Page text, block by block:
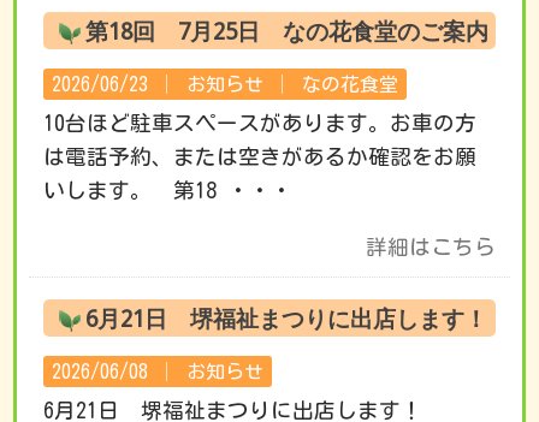
第18回 7月25日 なの花食堂のご案内
2026/06/23 │ お知らせ なの花食堂
10台ほど駐車スペースがあります。お車の方
は電話予約、または空きがあるか確認をお願
いします。 第18 ・・・
詳細はこちら
6月21日 堺福祉まつりに出店します！
2026/06/08 │ お知らせ
6月21日 堺福祉まつりに出店します！